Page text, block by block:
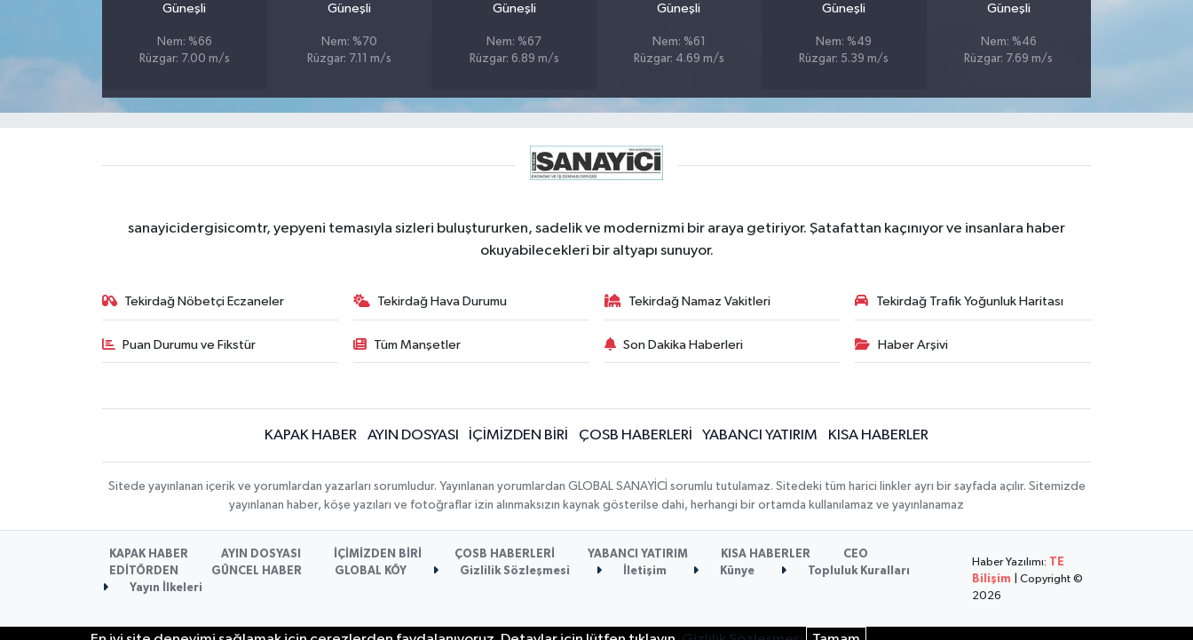
Güneşli
Nem: %66
Rüzgar: 7.00 m/s
Güneşli
Nem: %70
Rüzgar: 7.11 m/s
Güneşli
Nem: %67
Rüzgar: 6.89 m/s
Güneşli
Nem: %61
Rüzgar: 4.69 m/s
Güneşli
Nem: %49
Rüzgar: 5.39 m/s
Güneşli
Nem: %46
Rüzgar: 7.69 m/s
sanayicidergisicomtr, yepyeni temasıyla sizleri buluştururken, sadelik ve modernizmi bir araya getiriyor. Şatafattan kaçınıyor ve insanlara haber
okuyabilecekleri bir altyapı sunuyor.
Tekirdağ Nöbetçi Eczaneler Tekirdağ Hava Durumu Tekirdağ Namaz Vakitleri Tekirdağ Trafik Yoğunluk Haritası
Puan Durumu ve Fikstür Tüm Manşetler Son Dakika Haberleri Haber Arşivi
KAPAK HABER AYIN DOSYASI İÇİMİZDEN BİRİ ÇOSB HABERLERİ YABANCI YATIRIM KISA HABERLER
Sitede yayınlanan içerik ve yorumlardan yazarları sorumludur. Yayınlanan yorumlardan GLOBAL SANAYİCİ sorumlu tutulamaz. Sitedeki tüm harici linkler ayrı bir sayfada açılır. Sitemizde
yayınlanan haber, köşe yazıları ve fotoğraflar izin alınmaksızın kaynak gösterilse dahi, herhangi bir ortamda kullanılamaz ve yayınlanamaz
KAPAK HABER AYIN DOSYASI İÇİMİZDEN BİRİ ÇOSB HABERLERİ YABANCI YATIRIM KISA HABERLER
CEO
EDİTÖRDEN
GÜNCEL HABER GLOBAL KÖY Gizlilik Sözleşmesi İletişim Künye
Topluluk Kuralları
Yayın İlkeleri
Haber Yazılımı: TE
Bilişim | Copyright ©
2026